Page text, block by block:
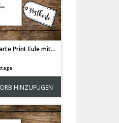
A6 Postkarte Karte Print Eule mit Spruch Freitag du geile Sau pk13
HINZUFÜGEN